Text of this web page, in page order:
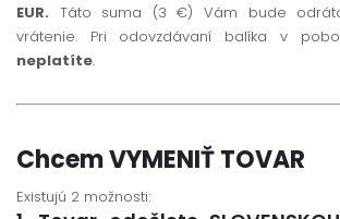
EUR. Táto suma (3 €) Vám bude
vrátenie. Pri odovzdávaní balíka v
neplatíte.
Chcem VYMENIŤ TOVAR
Existujú 2 možnosti: